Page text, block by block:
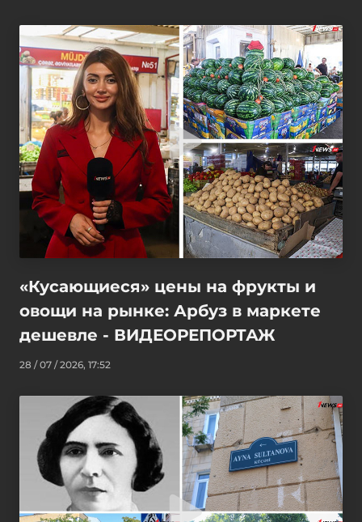
«Кусающиеся» цены на фрукты и
овощи на рынке: Арбуз в маркете
дешевле - ВИДЕОРЕПОРТАЖ
28 / 07 / 2026, 17:52